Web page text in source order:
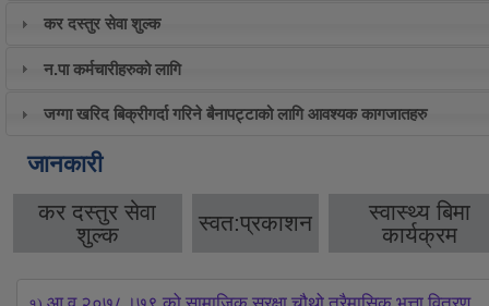
कर दस्तुर सेवा शुल्क
न.पा कर्मचारीहरुको लागि
जग्गा खरिद बिक्रीगर्दा गरिने बैनापट्टाको लागि आवश्यक कागजातहरु
जानकारी
कर दस्तुर सेवा
शुल्क
स्वत:प्रकाशन
स्वास्थ्य बिमा
कार्यक्रम